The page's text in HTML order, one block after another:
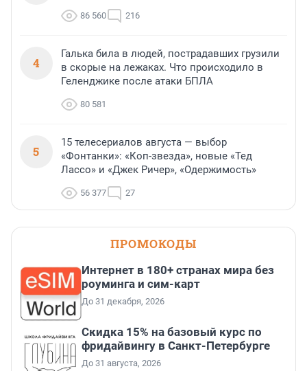
86 560 216
4
Галька била в людей, пострадавших грузили
в скорые на лежаках. Что происходило в
Геленджике после атаки БПЛА
80 581
5
15 телесериалов августа — выбор
«Фонтанки»: «Коп-звезда», новые «Тед
Лассо» и «Джек Ричер», «Одержимость»
56 377 27
ПРОМОКОДЫ
Интернет в 180+ странах мира без
роуминга и сим-карт
До 31 декабря, 2026
Скидка 15% на базовый курс по
фридайвингу в Санкт-Петербурге
До 31 августа, 2026